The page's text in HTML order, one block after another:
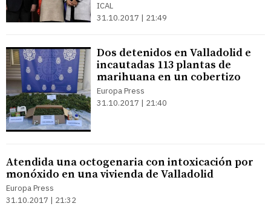
ICAL
31.10.2017 | 21:49
Dos detenidos en Valladolid e
incautadas 113 plantas de
marihuana en un cobertizo
Europa Press
31.10.2017 | 21:40
Atendida una octogenaria con intoxicación por
monóxido en una vivienda de Valladolid
Europa Press
31.10.2017 | 21:32